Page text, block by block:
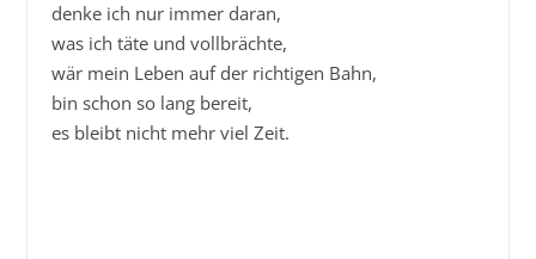
denke ich nur immer daran,
was ich täte und vollbrächte,
wär mein Leben auf der richtigen Bahn,
bin schon so lang bereit,
es bleibt nicht mehr viel Zeit.